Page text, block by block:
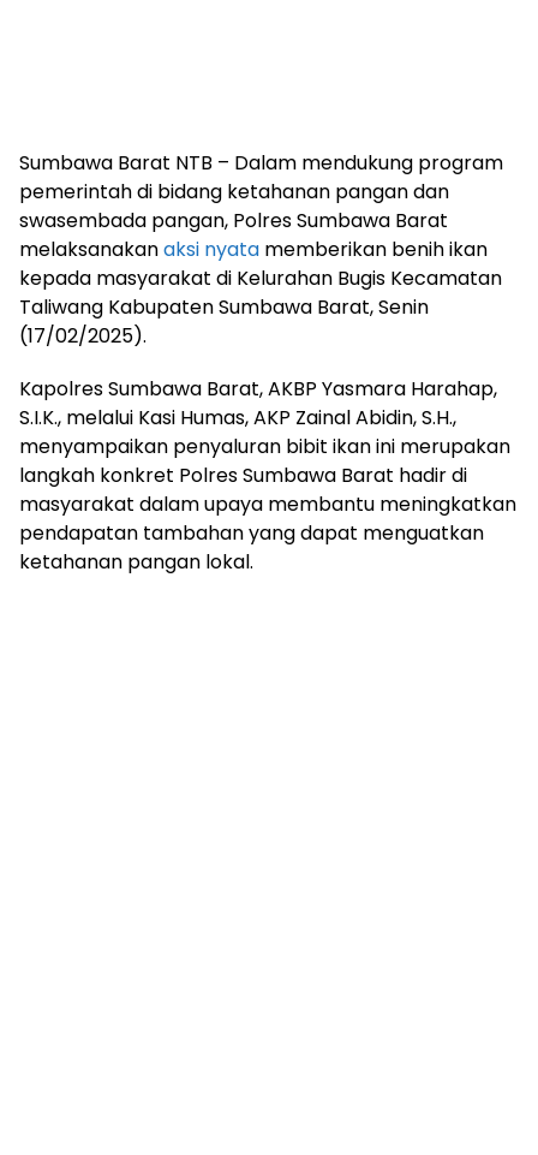
Sumbawa Barat NTB – Dalam mendukung program
pemerintah di bidang ketahanan pangan dan
swasembada pangan, Polres Sumbawa Barat
melaksanakanaksi nyata memberikan benih ikan
kepada masyarakat di Kelurahan Bugis Kecamatan
Taliwang Kabupaten Sumbawa Barat, Senin
(17/02/2025).
Kapolres Sumbawa Barat, AKBP Yasmara Harahap,
S.I.K., melalui Kasi Humas, AKP Zainal Abidin, S.H.,
menyampaikan penyaluran bibit ikan ini merupakan
langkah konkret Polres Sumbawa Barat hadir di
masyarakat dalam upaya membantu meningkatkan
pendapatan tambahan yang dapat menguatkan
ketahanan pangan lokal.